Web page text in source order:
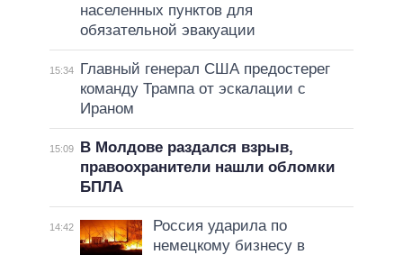
населенных пунктов для
обязательной эвакуации
15:34
Главный генерал США предостерег
команду Трампа от эскалации с
Ираном
15:09
В Молдове раздался взрыв,
правоохранители нашли обломки
БПЛА
14:42
Россия ударила по
немецкому бизнесу в